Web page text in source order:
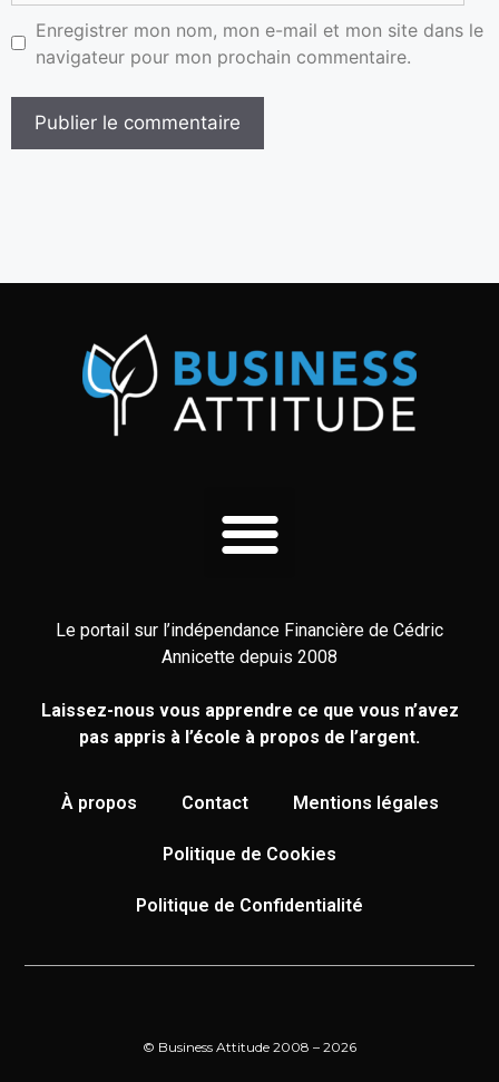
Enregistrer mon nom, mon e-mail et mon site dans le
navigateur pour mon prochain commentaire.
Le portail sur l’indépendance Financière de Cédric
Annicette depuis 2008
Laissez-nous vous apprendre ce que vous n’avez
pas appris à l’école à propos de l’argent.
À propos Contact Mentions légales
Politique de Cookies
Politique de Confidentialité
© Business Attitude 2008 – 2026